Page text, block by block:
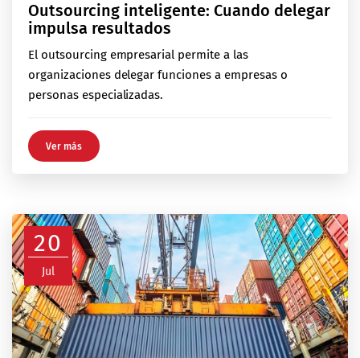
Outsourcing inteligente: Cuando delegar
impulsa resultados
El outsourcing empresarial permite a las
organizaciones delegar funciones a empresas o
personas especializadas.
Ver más
20
Jul